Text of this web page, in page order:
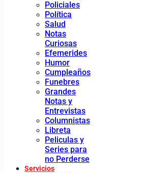
Policiales
Política
Salud
Notas
Curiosas
Efemerides
Humor
Cumpleaños
Funebres
Grandes
Notas y
Entrevistas
Columnistas
Libreta
Peliculas y
Series para
no Perderse
Servicios